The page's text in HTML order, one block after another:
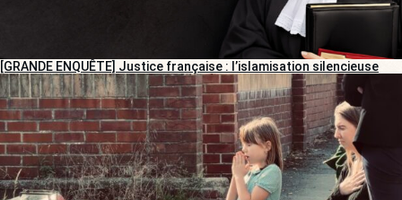
[GRANDE ENQUÊTE] Justice française : l’islamisation silencieuse